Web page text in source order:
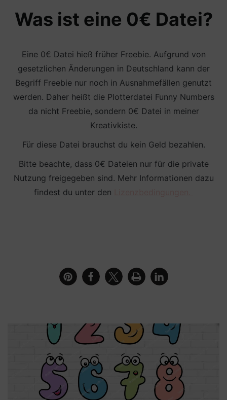
Was ist eine 0€ Datei?
Eine 0€ Datei hieß früher Freebie. Aufgrund von
gesetzlichen Änderungen in Deutschland kann der
Begriff Freebie nur noch in Ausnahmefällen genutzt
werden. Daher heißt die Plotterdatei Funny Numbers
da nicht Freebie, sondern 0€ Datei in meiner
Kreativkiste.
Für diese Datei brauchst du kein Geld bezahlen.
Bitte beachte, dass 0€ Dateien nur für die private
Nutzung freigegeben sind. Mehr Informationen dazu
findest du unter den